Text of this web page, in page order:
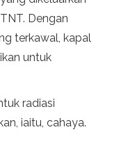
Dengan
terkawal, kapal
untuk
radiasi
iaitu, cahaya.